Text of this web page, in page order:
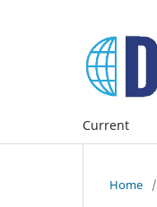
Current
Home /